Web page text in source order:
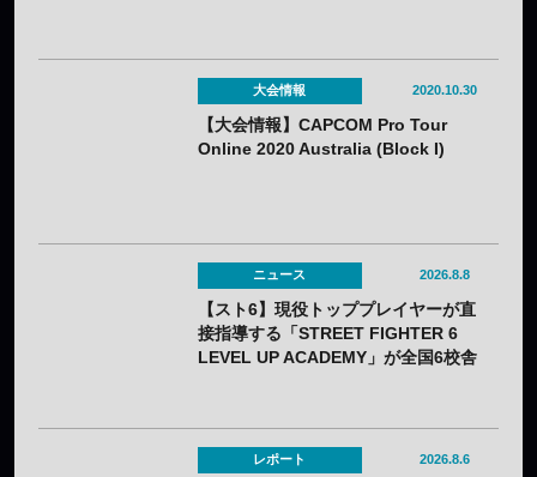
大会情報 2020.10.30
【大会情報】CAPCOM Pro Tour
Online 2020 Australia (Block I)
ニュース 2026.8.8
【スト6】現役トッププレイヤーが直
接指導する「STREET FIGHTER 6
LEVEL UP ACADEMY」が全国6校舎
レポート 2026.8.6